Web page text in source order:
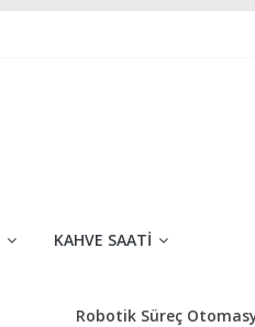
KAHVE SAATI
Robotik Süreç Otomasyonu